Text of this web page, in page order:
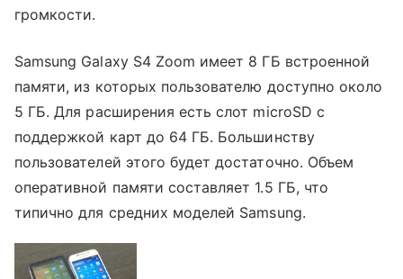
громкости.
Samsung Galaxy S4 Zoom имеет 8 ГБ встроенной
памяти, из которых пользователю доступно около
5 ГБ. Для расширения есть слот microSD с
поддержкой карт до 64 ГБ. Большинству
пользователей этого будет достаточно. Объем
оперативной памяти составляет 1.5 ГБ, что
типично для средних моделей Samsung.